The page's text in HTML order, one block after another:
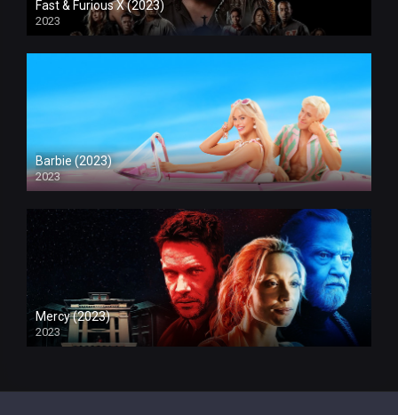
Fast & Furious X (2023)
2023
Barbie (2023)
2023
Mercy (2023)
2023